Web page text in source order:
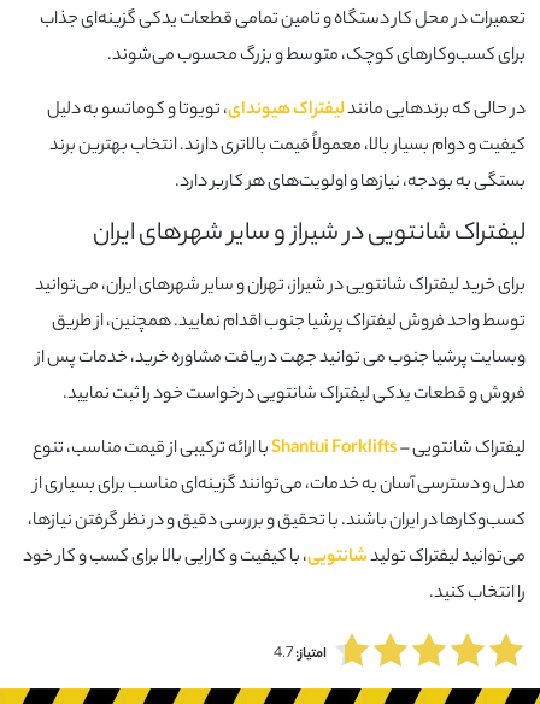
تعمیرات در محل کار دستگاه و تامین تمامی قطعات یدکی گزینه‌ای جذاب
برای کسب‌وکارهای کوچک، متوسط و بزرگ محسوب می‌شوند.
در حالی که برندهایی مانندلیفتراک هیوندای، تویوتا و کوماتسو به دلیل
کیفیت و دوام بسیار بالا، معمولاً قیمت بالاتری دارند. انتخاب بهترین برند
بستگی به بودجه، نیازها و اولویت‌های هر کاربر دارد.
لیفتراک شانتویی در شیراز و سایر شهرهای ایران
برای خرید لیفتراک شانتویی در شیراز، تهران و سایر شهرهای ایران، می‌توانید
توسط واحد فروش لیفتراک پرشیا جنوب اقدام نمایید. همچنین، از طریق
وبسایت پرشیا جنوب می توانید جهت دریافت مشاوره خرید، خدمات پس از
فروش و قطعات یدکی لیفتراک شانتویی درخواست خود را ثبت نمایید.
لیفتراک شانتویی –Shantui Forkliftsبا ارائه ترکیبی از قیمت مناسب، تنوع
مدل و دسترسی آسان به خدمات، می‌توانند گزینه‌ای مناسب برای بسیاری از
کسب‌وکارها در ایران باشند. با تحقیق و بررسی دقیق و در نظر گرفتن نیازها،
می‌توانید لیفتراک تولیدشانتویی، با کیفیت و کارایی بالا برای کسب و کار خود
را انتخاب کنید.
امتیاز:4.7